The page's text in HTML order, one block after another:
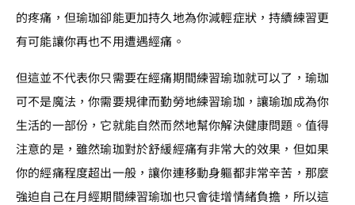
的疼痛，但瑜珈卻能更加持久地為你減輕症狀，持續練習更
有可能讓你再也不用遭遇經痛。
但這並不代表你只需要在經痛期間練習瑜珈就可以了，瑜珈
可不是魔法，你需要規律而勤勞地練習瑜珈，讓瑜珈成為你
生活的一部份，它就能自然而然地幫你解決健康問題。值得
注意的是，雖然瑜珈對於舒緩經痛有非常大的效果，但如果
你的經痛程度超出一般，讓你連移動身軀都非常辛苦，那麼
強迫自己在月經期間練習瑜珈也只會徒增情緒負擔，所以這